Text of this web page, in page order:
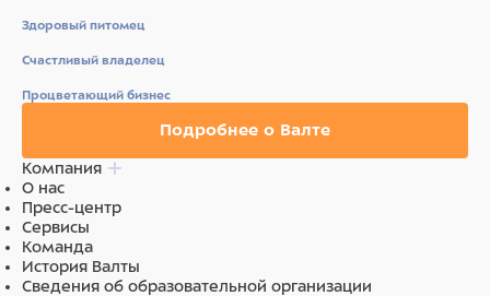
краситель.
Здоровый питомец
Счастливый владелец
Процветающий бизнес
Подробнее о Валте
Компания
О нас
Пресс-центр
Сервисы
Команда
История Валты
Сведения об образовательной организации